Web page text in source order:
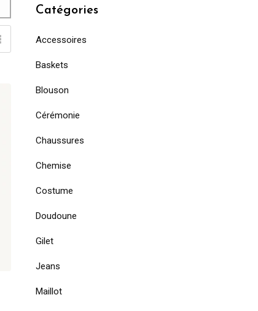
Catégories
Accessoires
Baskets
Blouson
Cérémonie
Chaussures
Chemise
Costume
Doudoune
Gilet
Jeans
Maillot